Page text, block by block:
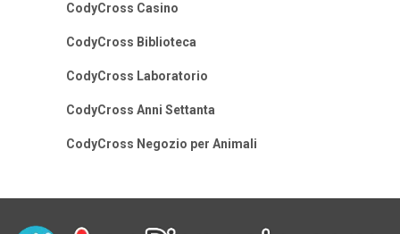
CodyCross Casino
CodyCross Biblioteca
CodyCross Laboratorio
CodyCross Anni Settanta
CodyCross Negozio per Animali